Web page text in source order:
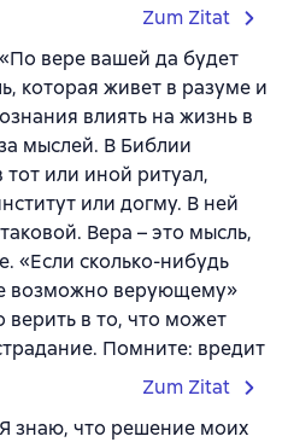
Zum Zitat
вере вашей да будет
которая живет в разуме и
влиять на жизнь в
мыслей. В Библии
тот или иной ритуал,
или догму. В ней
Вера – это мысль,
«Если сколько-нибудь
возможно верующему»
верить в то, что может
Помните: вредит
Zum Zitat
знаю, что решение моих